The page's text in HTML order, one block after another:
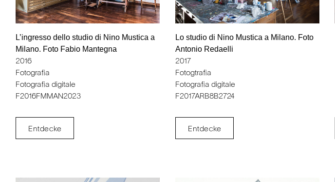
L’ingresso dello studio di Nino Mustica a
Milano. Foto Fabio Mantegna
2016
Fotografia
Fotografia digitale
F2016FMMAN2023
Entdecke
Lo studio di Nino Mustica a Milano. Foto
Antonio Redaelli
2017
Fotogtrafia
Fotografia digitale
F2017ARB8B2724
Entdecke